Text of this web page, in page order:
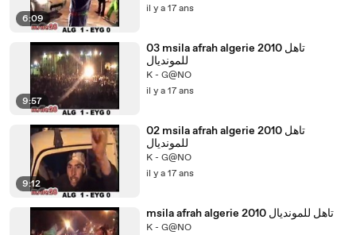
6:09
il y a 17 ans
9:57
03 msila afrah algerie 2010 تاهل
للمونديال
K - G@NO
il y a 17 ans
9:12
02 msila afrah algerie 2010 تاهل
للمونديال
K - G@NO
il y a 17 ans
msila afrah algerie 2010 تاهل للمونديال
K - G@NO